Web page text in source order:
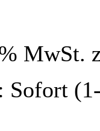
MwSt.
Sofort